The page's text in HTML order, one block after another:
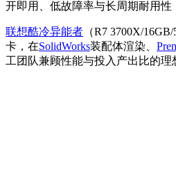
开即用、低故障率与长周期耐用性
联想酷冷异能者 （R7 3700X/
卡，在SolidWorks装配体渲染、
工团队兼顾性能与投入产出比的理